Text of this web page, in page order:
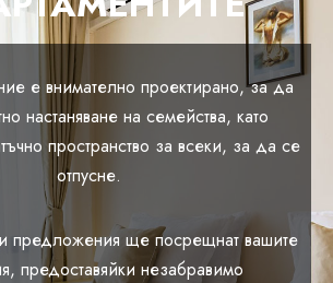
е внимателно проектирано, за да
настаняване на семейства, като
пространство за всеки, за да се
отпусне.
предложения ще посрещнат вашите
предоставяйки незабравимо